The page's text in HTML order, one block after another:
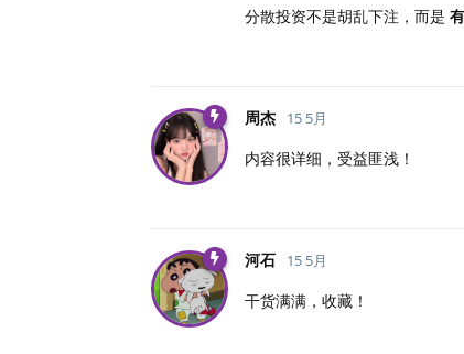
分散投资不是胡乱下注，而是
周杰 15 5月
内容很详细，受益匪浅！
河石 15 5月
干货满满，收藏！